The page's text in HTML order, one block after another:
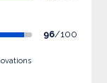
96/100